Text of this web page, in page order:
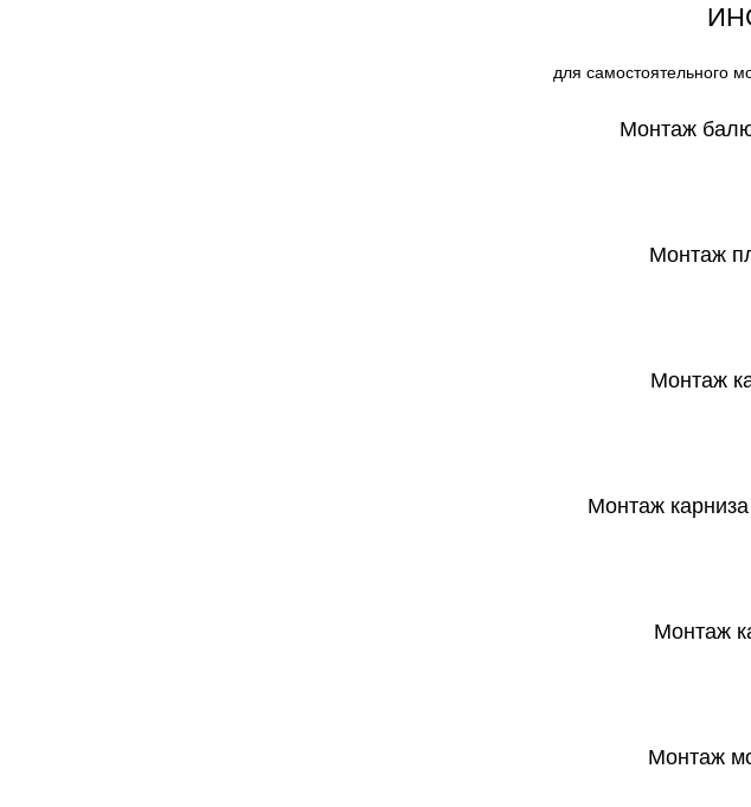
для самостоятельного
Монтаж
Монтаж
Монтаж
Монтаж
Монтаж
Монтаж